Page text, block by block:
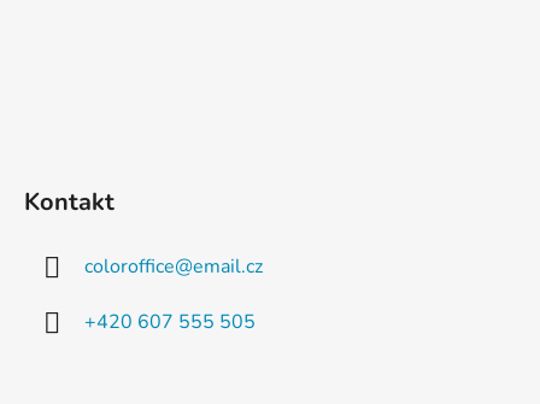
Kontakt
coloroffice@email.cz
+420 607 555 505